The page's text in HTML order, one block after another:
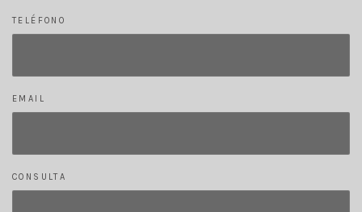
TELÉFONO
EMAIL
CONSULTA